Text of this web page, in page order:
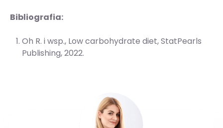
Bibliografia:
Oh R. i wsp., Low carbohydrate diet, StatPearls
Publishing, 2022.